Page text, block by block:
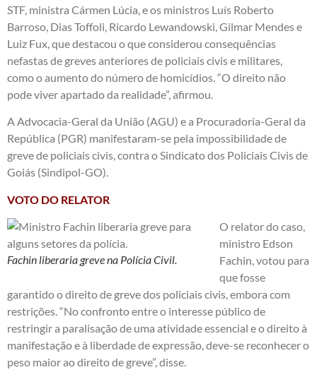
STF, ministra Cármen Lúcia, e os ministros Luís Roberto
Barroso, Dias Toffoli, Ricardo Lewandowski, Gilmar Mendes e
Luiz Fux, que destacou o que considerou consequências
nefastas de greves anteriores de policiais civis e militares,
como o aumento do número de homicídios. “O direito não
pode viver apartado da realidade”, afirmou.
A Advocacia-Geral da União (AGU) e a Procuradoria-Geral da
República (PGR) manifestaram-se pela impossibilidade de
greve de policiais civis, contra o Sindicato dos Policiais Civis de
Goiás (Sindipol-GO).
VOTO DO RELATOR
Fachin liberaria greve na Polícia Civil.
O relator do caso,
ministro Edson
Fachin, votou para
que fosse
garantido o direito de greve dos policiais civis, embora com
restrições. “No confronto entre o interesse público de
restringir a paralisação de uma atividade essencial e o direito à
manifestação e à liberdade de expressão, deve-se reconhecer o
peso maior ao direito de greve”, disse.